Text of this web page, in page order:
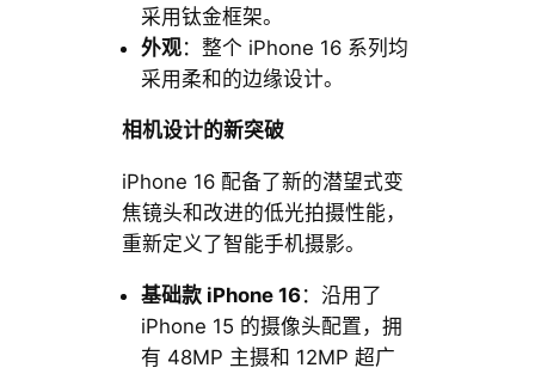
采用钛金框架。
外观：整个 iPhone 16 系列均
采用柔和的边缘设计。
相机设计的新突破
iPhone 16 配备了新的潜望式变
焦镜头和改进的低光拍摄性能，
重新定义了智能手机摄影。
基础款 iPhone 16：沿用了
iPhone 15 的摄像头配置，拥
有 48MP 主摄和 12MP 超广